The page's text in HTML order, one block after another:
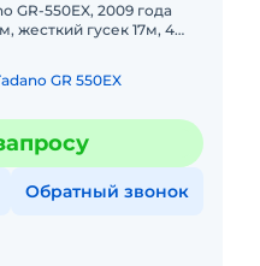
GR-550EX, 2009 года
жесткий гусек 17м, 4
GR 550EX
Обратный звонок